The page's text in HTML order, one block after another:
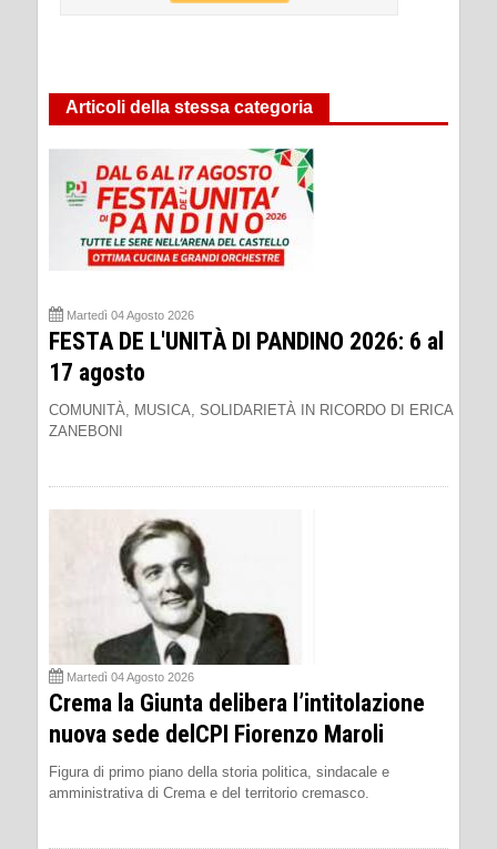
Articoli della stessa categoria
Martedì 04 Agosto 2026
FESTA DE L'UNITÀ DI PANDINO 2026: 6 al
17 agosto
COMUNITÀ, MUSICA, SOLIDARIETÀ IN RICORDO DI ERICA
ZANEBONI
Martedì 04 Agosto 2026
Crema la Giunta delibera l’intitolazione
nuova sede delCPI Fiorenzo Maroli
Figura di primo piano della storia politica, sindacale e
amministrativa di Crema e del territorio cremasco.